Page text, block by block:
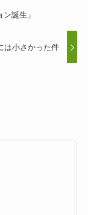
誕生」
は小さかった件